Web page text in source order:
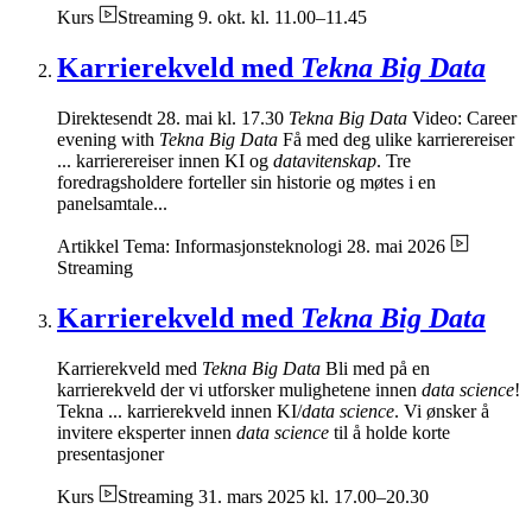
Kurs Streaming 9. okt. kl. 11.00–11.45
Karrierekveld med Tekna Big Data
Direktesendt 28. mai kl. 17.30 Tekna Big Data Video: Career
evening with Tekna Big Data Få med deg ulike karrierereiser
... karrierereiser innen KI og datavitenskap. Tre
foredragsholdere forteller sin historie og møtes i en
panelsamtale...
Artikkel Tema: Informasjonsteknologi 28. mai 2026
Streaming
Karrierekveld med Tekna Big Data
Karrierekveld med Tekna Big Data Bli med på en
karrierekveld der vi utforsker mulighetene innen data science!
Tekna ... karrierekveld innen KI/data science. Vi ønsker å
invitere eksperter innen data science til å holde korte
presentasjoner
Kurs Streaming 31. mars 2025 kl. 17.00–20.30